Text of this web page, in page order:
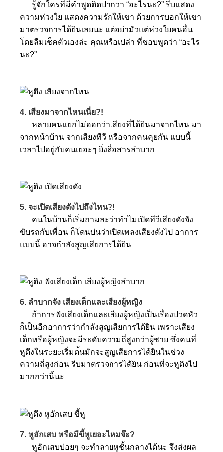
รู้จักใครที่มีคำพูดติดปากว่า “อะไรนะ?” รีบแสดง
ความห่วงใย แสดงความรักให้เขา ด้วยการบอกให้เขา
มาตรวจการได้ยินเลยนะ แต่อย่ามัวแต่ห่วงใยคนอื่น
โดยลืมเช็คตัวเองล่ะ คุณหรือเปล่า ที่ชอบพูดว่า “อะไร
นะ?”
4. เสียงมาจากไหนเนี่ย?!
หลายคนแยกไม่ออกว่าเสียงที่ได้ยินมาจากไหน มา
จากหน้าบ้าน จากเสียงทีวี หรือจากคนคุยกัน แบบนี้
เวลาไปอยู่กับคนเยอะๆ ยิ่งสื่อสารลำบาก
5. จะเปิดเสียงดังไปถึงไหน?!
คนในบ้านก็เริ่มถามละว่าทำไมเปิดทีวีเสียงดังจัง
ขับรถกับเพื่อน ก็โดนบ่นว่าเปิดเพลงเสียงดังไป อาการ
แบบนี้ อาจกำลังสูญเสียการได้ยิน
6. ลำบากจัง เสียงเด็กและเสียงผู้หญิง
ถ้าการฟังเสียงเด็กและเสียงผู้หญิงเป็นเรื่องปวดหัว
ก็เป็นอีกอาการว่ากำลังสูญเสียการได้ยิน เพราะเสียง
เด็กหรือผู้หญิงจะมีระดับความถี่สูงกว่าผู้ชาย ซึ่งคนที่
หูตึงในระยะเริ่มต้นมักจะสูญเสียการได้ยินในช่วง
ความถี่สูงก่อน รีบมาตรวจการได้ยิน ก่อนที่จะหูตึงไป
มากกว่านี้นะ
7. หูอักเสบ หรือมีขี้หูเยอะไหมจ๊ะ?
หูอักเสบบ่อยๆ จะทำลายหูชั้นกลางได้นะ จึงส่งผล